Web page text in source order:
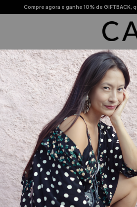
Compre agora e ganhe 10% de GIFTBACK,
Mais Vendidos Novidades